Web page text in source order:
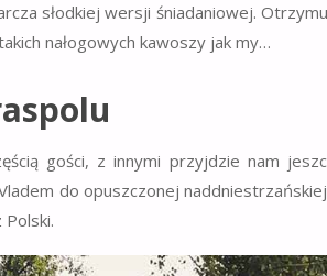
słodkiej wersji śniadaniowej.
nałogowych kawoszy jak my…
gości, z innymi przyjdzie nam
do opuszczonej